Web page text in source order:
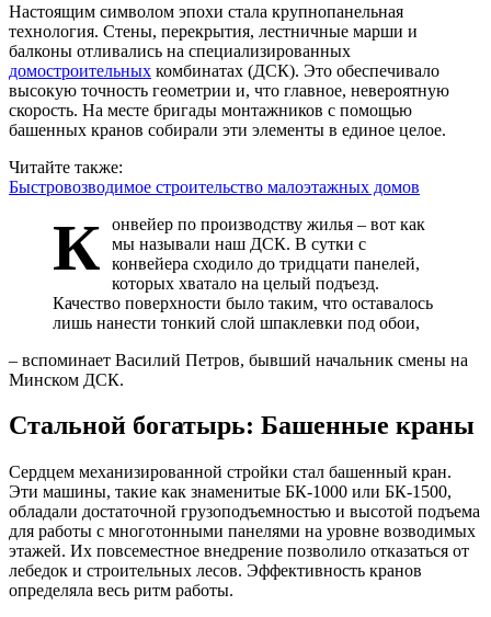
Настоящим символом эпохи стала крупнопанельная
технология. Стены, перекрытия, лестничные марши и
балконы отливались на специализированных
домостроительных комбинатах (ДСК). Это обеспечивало
высокую точность геометрии и, что главное, невероятную
скорость. На месте бригады монтажников с помощью
башенных кранов собирали эти элементы в единое целое.
Читайте также:
Быстровозводимое строительство малоэтажных домов
К
онвейер по производству жилья – вот как
мы называли наш ДСК. В сутки с
конвейера сходило до тридцати панелей,
которых хватало на целый подъезд.
Качество поверхности было таким, что оставалось
лишь нанести тонкий слой шпаклевки под обои,
– вспоминает Василий Петров, бывший начальник смены на
Минском ДСК.
Стальной богатырь: Башенные краны
Сердцем механизированной стройки стал башенный кран.
Эти машины, такие как знаменитые БК-1000 или БК-1500,
обладали достаточной грузоподъемностью и высотой подъема
для работы с многотонными панелями на уровне возводимых
этажей. Их повсеместное внедрение позволило отказаться от
лебедок и строительных лесов. Эффективность кранов
определяла весь ритм работы.